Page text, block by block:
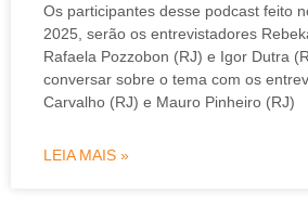
Os participantes desse podcast feito
2025, serão os entrevistadores
Rafaela Pozzobon (RJ) e Igor Dutra
conversar sobre o tema com os
Carvalho (RJ) e Mauro Pinheiro (RJ)
LEIA MAIS »